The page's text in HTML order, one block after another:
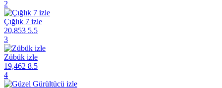
2
Çığlık 7 izle
20,853 5.5
3
Zübük izle
19,462 8.5
4